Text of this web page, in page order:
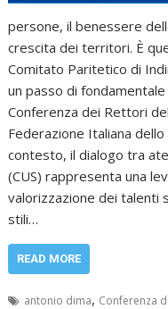
persone, il benessere
crescita dei territori. È
Comitato Paritetico di
un passo di
Conferenza dei Rettori
Federazione Italiana
contesto, il dialogo tra
(CUS) rappresenta una
valorizzazione dei talenti
stili…
READ MORE
antonio dima, Conferenza